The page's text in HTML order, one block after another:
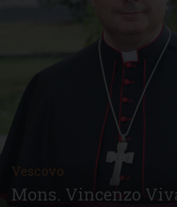
Vescovo
Mons. Vincenzo